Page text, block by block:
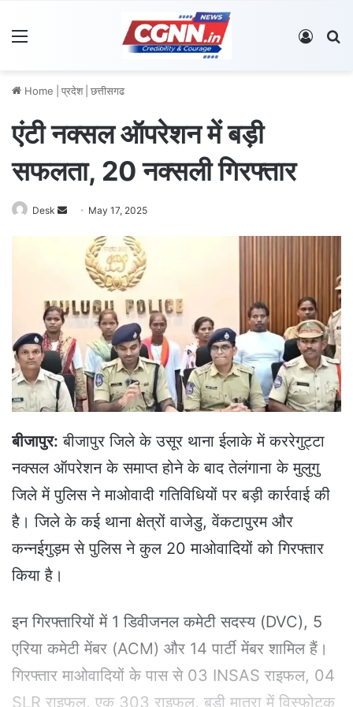
Log In
Home प्रदेश छत्तीसगढ
एंटी नक्सल ऑपरेशन में बड़ी
सफलता, 20 नक्सली गिरफ्तार
Desk
n
m
a
May 17, 2025
बीजापुर: बीजापुर जिले के उसूर थाना ईलाके में कररेगुट्टा
नक्सल ऑपरेशन के समाप्त होने के बाद तेलंगाना के मुलुगु
जिले में पुलिस ने माओवादी गतिविधियों पर बड़ी कार्रवाई की
है। जिले के कई थाना क्षेत्रों वाजेडु, वेंकटापुरम और
कन्नईगुड़म से पुलिस ने कुल 20 माओवादियों को गिरफ्तार
किया है।
इन गिरफ्तारियों में 1 डिवीजनल कमेटी सदस्य (DVC), 5
एरिया कमेटी मेंबर (ACM) और 14 पार्टी मेंबर शामिल हैं।
गिरफ्तार माओवादियों के पास से 03 INSAS राइफल, 04
SLR राइफल, एक 303 राइफल, बड़ी मात्रा में विस्फोटक